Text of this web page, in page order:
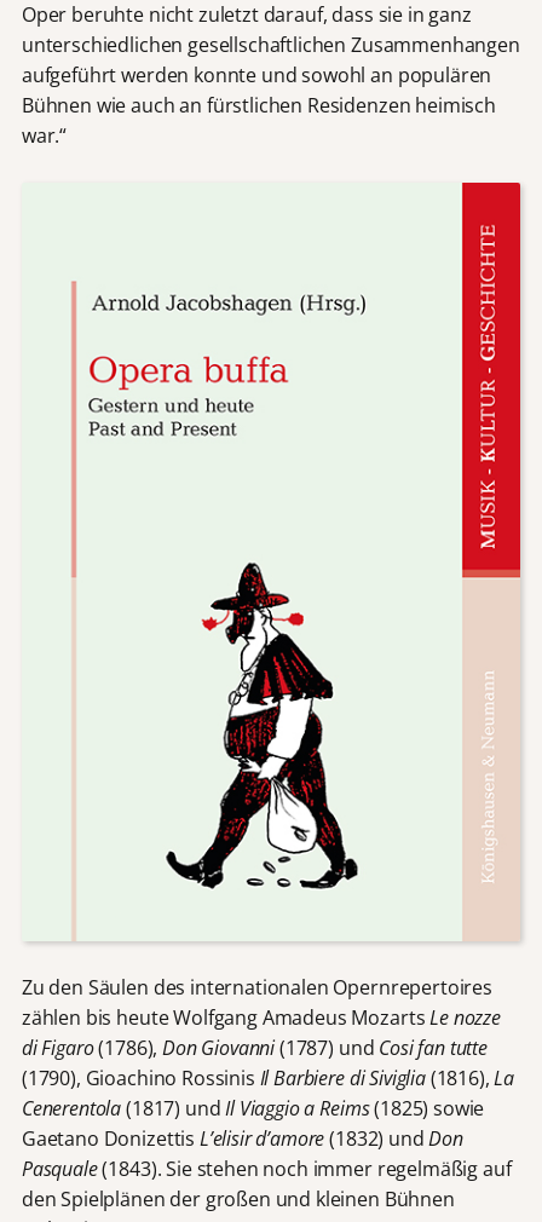
Oper beruhte nicht zuletzt darauf, dass sie in ganz
unterschiedlichen gesellschaftlichen Zusammenhangen
aufgeführt werden konnte und sowohl an populären
Bühnen wie auch an fürstlichen Residenzen heimisch
war.“
Zu den Säulen des internationalen Opernrepertoires
zählen bis heute Wolfgang Amadeus MozartsLe nozze
di Figaro(1786),Don Giovanni(1787) und Cosi fan tutte
(1790), Gioachino Rossinis Il Barbiere di Siviglia(1816),La
Cenerentola(1817) undIl Viaggio a Reims(1825) sowie
Gaetano Donizettis L’elisir d’amore(1832) undDon
Pasquale(1843). Sie stehen noch immer regelmäßig auf
den Spielplänen der großen und kleinen Bühnen